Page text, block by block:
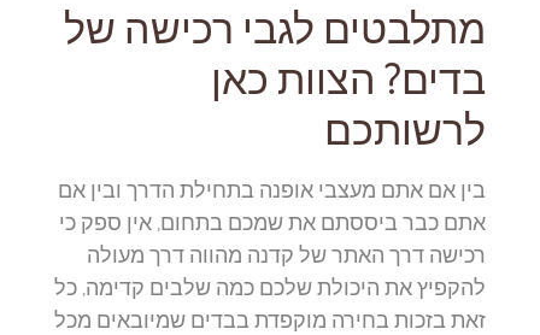
מתלבטים לגבי רכישה של
בדים? הצוות כאן
לרשותכם
בין אם אתם מעצבי אופנה בתחילת הדרך ובין אם
אתם כבר ביססתם את שמכם בתחום, אין ספק כי
רכישה דרך האתר של קדנה מהווה דרך מעולה
להקפיץ את היכולת שלכם כמה שלבים קדימה, כל
זאת בזכות בחירה מוקפדת בבדים שמיובאים מכל